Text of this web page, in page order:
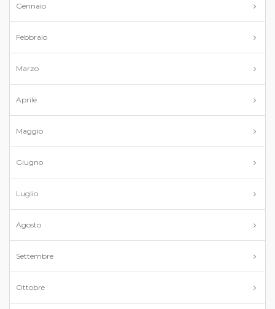
Gennaio
Febbraio
Marzo
Aprile
Maggio
Giugno
Luglio
Agosto
Settembre
Ottobre